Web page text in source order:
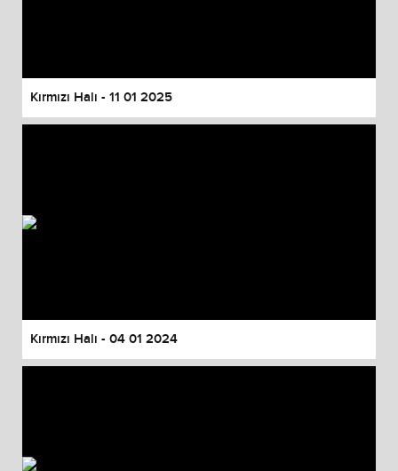
Kırmızı Halı - 11 01 2025
Kırmızı Halı - 04 01 2024